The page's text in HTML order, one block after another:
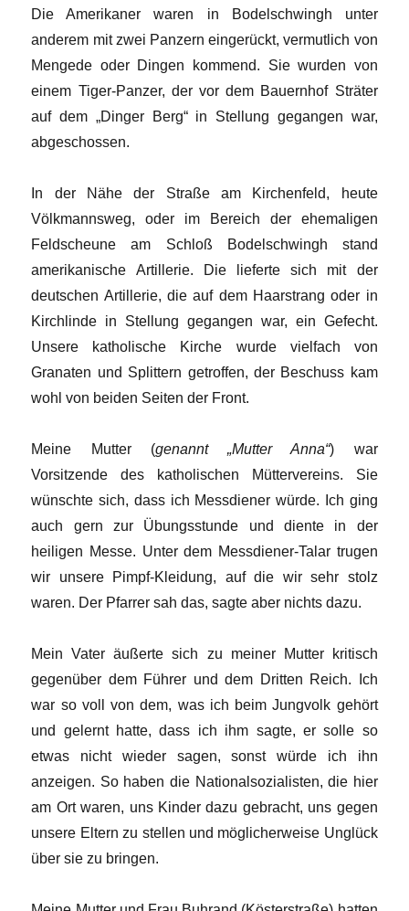
Die Amerikaner waren in Bodelschwingh unter
anderem mit zwei Panzern eingerückt, vermutlich von
Mengede oder Dingen kommend. Sie wurden von
einem Tiger-Panzer, der vor dem Bauernhof Sträter
auf dem „Dinger Berg“ in Stellung gegangen war,
abgeschossen.
In der Nähe der Straße am Kirchenfeld, heute
Völkmannsweg, oder im Bereich der ehemaligen
Feldscheune am Schloß Bodelschwingh stand
amerikanische Artillerie. Die lieferte sich mit der
deutschen Artillerie, die auf dem Haarstrang oder in
Kirchlinde in Stellung gegangen war, ein Gefecht.
Unsere katholische Kirche wurde vielfach von
Granaten und Splittern getroffen, der Beschuss kam
wohl von beiden Seiten der Front.
Meine Mutter (genannt „Mutter Anna“) war
Vorsitzende des katholischen Müttervereins. Sie
wünschte sich, dass ich Messdiener würde. Ich ging
auch gern zur Übungsstunde und diente in der
heiligen Messe. Unter dem Messdiener-Talar trugen
wir unsere Pimpf-Kleidung, auf die wir sehr stolz
waren. Der Pfarrer sah das, sagte aber nichts dazu.
Mein Vater äußerte sich zu meiner Mutter kritisch
gegenüber dem Führer und dem Dritten Reich. Ich
war so voll von dem, was ich beim Jungvolk gehört
und gelernt hatte, dass ich ihm sagte, er solle so
etwas nicht wieder sagen, sonst würde ich ihn
anzeigen. So haben die Nationalsozialisten, die hier
am Ort waren, uns Kinder dazu gebracht, uns gegen
unsere Eltern zu stellen und möglicherweise Unglück
über sie zu bringen.